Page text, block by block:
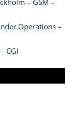
– GSM –
Operations –
CGI